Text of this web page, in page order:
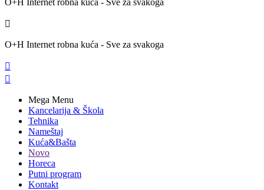
O+H Internet robna kuća - Sve za svakoga

O+H Internet robna kuća - Sve za svakoga


Mega Menu
Kancelarija & Škola
Tehnika
Nameštaj
Kuća&Bašta
Novo
Horeca
Putni program
Kontakt